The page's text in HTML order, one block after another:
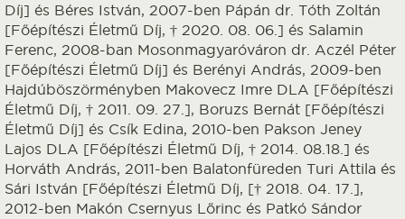
Díj] és Béres István, 2007-ben Pápán dr. Tóth Zoltán
[Főépítészi Életmű Díj, † 2020. 08. 06.] és Salamin
Ferenc, 2008-ban Mosonmagyaróváron dr. Aczél Péter
[Főépítészi Életmű Díj] és Berényi András, 2009-ben
Hajdúböszörményben Makovecz Imre DLA [Főépítészi
Életmű Díj, † 2011. 09. 27.], Boruzs Bernát [Főépítészi
Életmű Díj] és Csík Edina, 2010-ben Pakson Jeney
Lajos DLA [Főépítészi Életmű Díj, † 2014. 08.18.] és
Horváth András, 2011-ben Balatonfüreden Turi Attila és
Sári István [Főépítészi Életmű Díj, [† 2018. 04. 17.],
2012-ben Makón Csernyus Lőrinc és Patkó Sándor